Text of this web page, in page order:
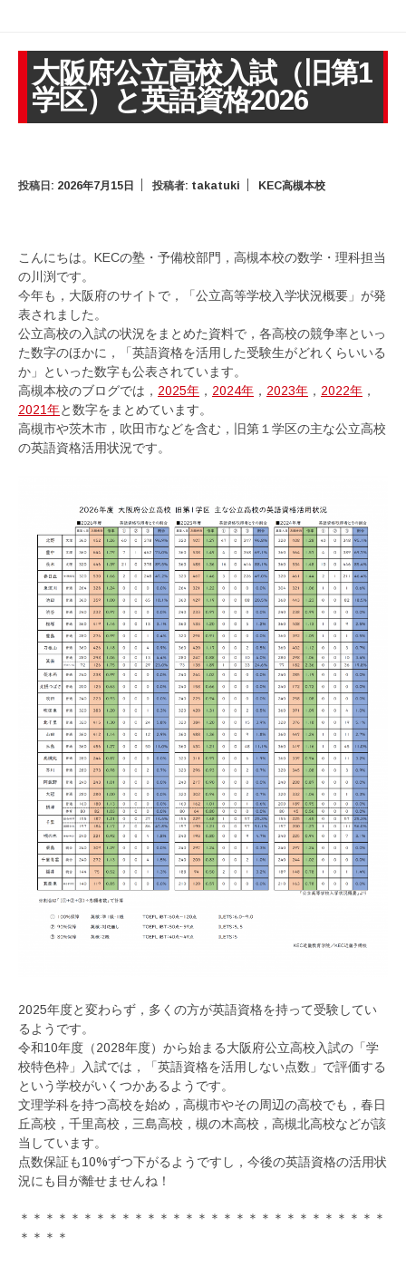
大阪府公立高校入試（旧第1
学区）と英語資格2026
投稿日: 2026年7月15日 投稿者: takatuki KEC高槻本校
こんにちは。KECの塾・予備校部門，高槻本校の数学・理科担当
の川渕です。
今年も，大阪府のサイトで，「公立高等学校入学状況概要」が発
表されました。
公立高校の入試の状況をまとめた資料で，各高校の競争率といっ
た数字のほかに，「英語資格を活用した受験生がどれくらいいる
か」といった数字も公表されています。
高槻本校のブログでは， 2025年 ， 2024年 ， 2023年 ， 2022年 ，
2021年と数字をまとめています。
高槻市や茨木市，吹田市などを含む，旧第１学区の主な公立高校
の英語資格活用状況です。
2025年度と変わらず，多くの方が英語資格を持って受験してい
るようです。
令和10年度（2028年度）から始まる大阪府公立高校入試の「学
校特色枠」入試では，「英語資格を活用しない点数」で評価する
という学校がいくつかあるようです。
文理学科を持つ高校を始め，高槻市やその周辺の高校でも，春日
丘高校，千里高校，三島高校，槻の木高校，高槻北高校などが該
当しています。
点数保証も10%ずつ下がるようですし，今後の英語資格の活用状
況にも目が離せませんね！
＊＊＊＊＊＊＊＊＊＊＊＊＊＊＊＊＊＊＊＊＊＊＊＊＊＊＊＊＊
＊＊＊＊